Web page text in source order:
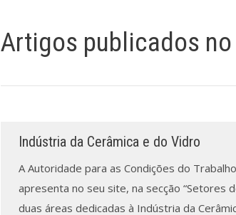
Artigos publicados no
Indústria da Cerâmica e do Vidro
A Autoridade para as Condições do
apresenta no seu site, na secção “Setores
duas áreas dedicadas à Indústria da